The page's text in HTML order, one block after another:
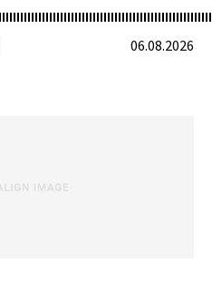
06.08.2026